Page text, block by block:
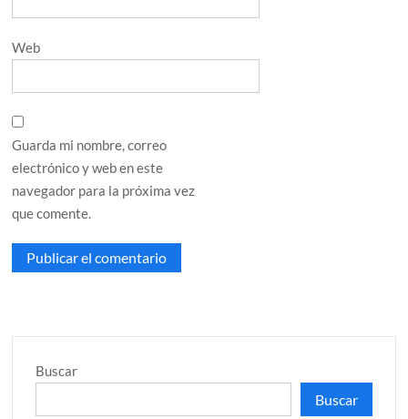
Web
Guarda mi nombre, correo
electrónico y web en este
navegador para la próxima vez
que comente.
Buscar
Buscar